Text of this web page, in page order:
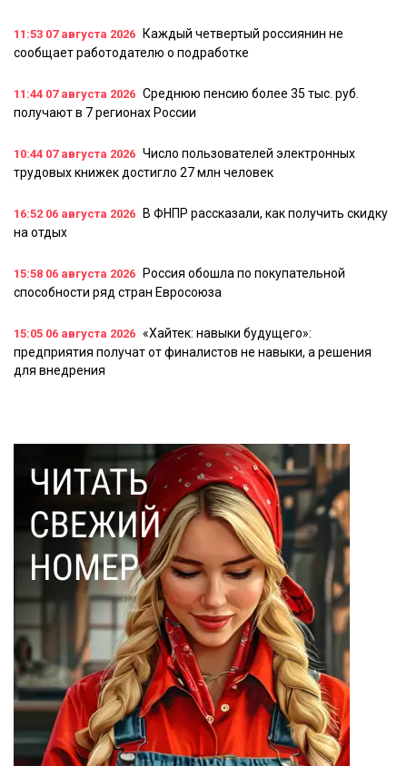
11:53 07 августа 2026
Каждый четвертый россиянин не
сообщает работодателю о подработке
11:44 07 августа 2026 Среднюю пенсию более 35 тыс. руб.
получают в 7 регионах России
10:44 07 августа 2026 Число пользователей электронных
трудовых книжек достигло 27 млн человек
16:52 06 августа 2026
В ФНПР рассказали, как получить скидку
на отдых
15:58 06 августа 2026
Россия обошла по покупательной
способности ряд стран Евросоюза
15:05 06 августа 2026 «Хайтек: навыки будущего»:
предприятия получат от финалистов не навыки, а решения
для внедрения